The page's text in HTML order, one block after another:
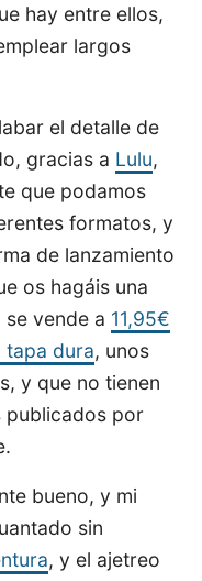
hay entre ellos,
largos
el detalle de
gracias a Lulu,
que podamos
formatos, y
de lanzamiento
os hagáis una
se vende a 11,95€
tapa dura, unos
y que no tienen
publicados por
bueno, y mi
sin
, y el ajetreo